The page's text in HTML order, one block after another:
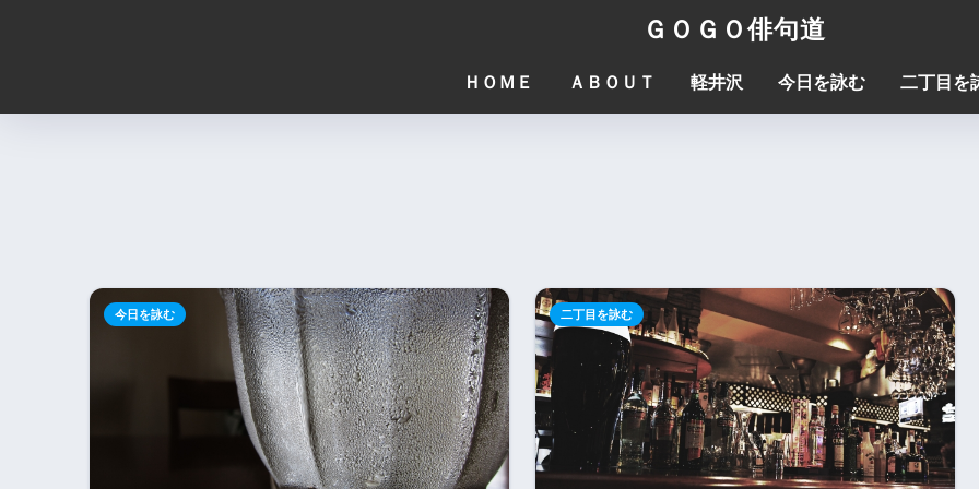
ＧＯＧＯ俳句道
ＨＯＭＥ ＡＢＯＵＴ 軽井沢 今日を詠む 二丁目を
今日を詠む 二丁目を詠む